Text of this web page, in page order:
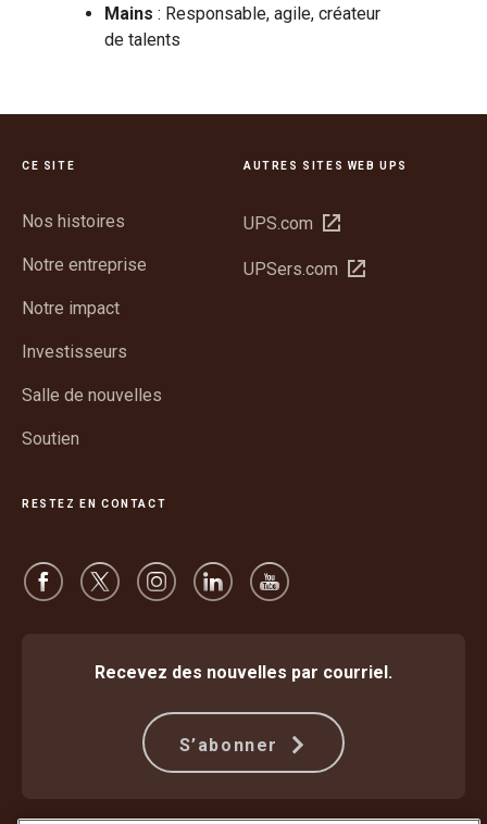
Mains : Responsable, agile, créateur
de talents
CE SITE
Nos histoires
Notre entreprise
Notre impact
Investisseurs
Salle de nouvelles
Soutien
AUTRES SITES WEB UPS
UPS.com Ouvrir
une
UPSers.com Ouvrir
RESTEZ EN CONTACT
Recevez des nouvelles par courriel.
S’abonner